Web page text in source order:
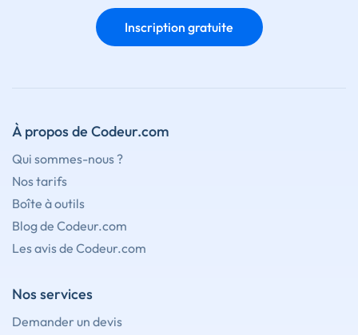
Inscription gratuite
À propos de Codeur.com
Qui sommes-nous ?
Nos tarifs
Boîte à outils
Blog de Codeur.com
Les avis de Codeur.com
Nos services
Demander un devis